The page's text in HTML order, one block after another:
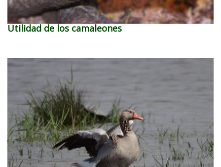
Utilidad de los camaleones